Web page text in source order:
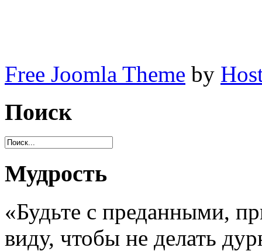
Free Joomla Theme by
Поиск
Мудрость
«Будьте с преданными,
виду, чтобы не делать